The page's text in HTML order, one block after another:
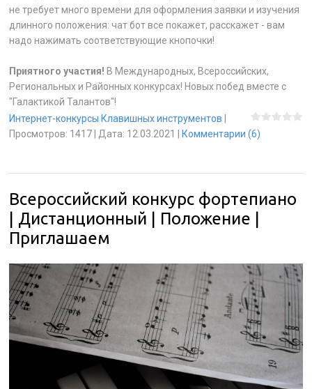
не требует много времени для оформления заявки и изучения
длинного положения: чат бот все покажет, расскажет - вам
надо нажимать соответствующие кнопочки!
Приятного участия! В Международных, Всероссийских,
Региональных и Районных конкурсах! Новых побед вместе с
"Галактикой Талантов"!
Интернет-конкурсы Клавишных инструментов
Просмотров: 1417 Дата: 12.03.2021 Комментарии (6)
Всероссийский конкурс фортепиано
| Дистанционный | Положение |
Приглашаем